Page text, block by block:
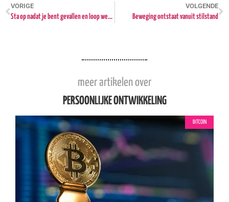
VORIGE
Sta op nadat je bent gevallen en loop weer verder
VOLGENDE
Beweging ontstaat vanuit stilstand
meer artikelen over
PERSOONLIJKE ONTWIKKELING
BITCOIN